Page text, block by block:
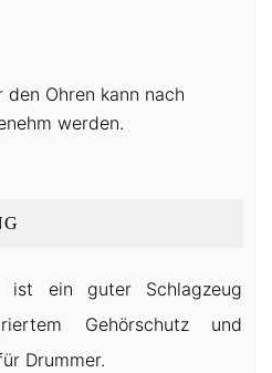
Ohren kann nach
werden.
ein guter Schlagzeug
Gehörschutz und
Drummer.